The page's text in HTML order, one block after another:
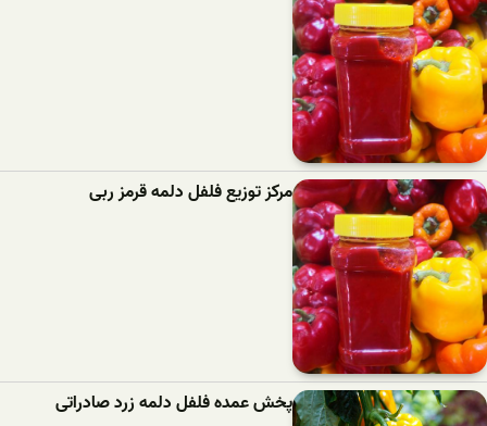
مرکز توزیع فلفل دلمه قرمز ربی
پخش عمده فلفل دلمه زرد صادراتی